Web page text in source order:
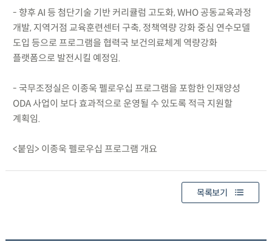
- 향후 AI 등 첨단기술 기반 커리큘럼 고도화, WHO 공동교육과정
개발, 지역거점 교육훈련센터 구축, 정책역량 강화 중심 연수모델
도입 등으로 프로그램을 협력국 보건의료체계 역량강화
플랫폼으로 발전시킬 예정임.
- 국무조정실은 이종욱 펠로우십 프로그램을 포함한 인재양성
ODA 사업이 보다 효과적으로 운영될 수 있도록 적극 지원할
계획임.
<붙임> 이종욱 펠로우십 프로그램 개요
목록보기